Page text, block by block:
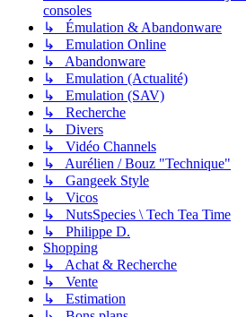
consoles
↳ Émulation & Abandonware
↳ Emulation Online
↳ Abandonware
↳ Emulation (Actualité)
↳ Emulation (SAV)
↳ Recherche
↳ Divers
↳ Vidéo Channels
↳ Aurélien / Bouz "Technique"
↳ Gangeek Style
↳ Vicos
↳ NutsSpecies \ Tech Tea Time
↳ Philippe D.
Shopping
↳ Achat & Recherche
↳ Vente
↳ Estimation